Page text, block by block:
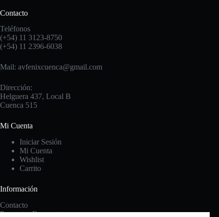
Contacto
Teléfonos
(+54) 11 3123-8750
(+54) 11 2396-6038
Mail: avfenixcuenca@gmail.com
Dirección:
Helguera 437, Local B
Cuenca 515
Mi Cuenta
Iniciar Sesión
Mi Cuenta
Wishlist
Carrito
Información
Contacto
Preguntas Frecuentes